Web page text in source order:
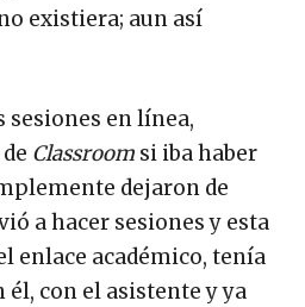
existiera; aun así
sesiones en línea,
Classroom si iba haber
dejaron de
a hacer sesiones y esta
enlace académico, tenía
con el asistente y ya